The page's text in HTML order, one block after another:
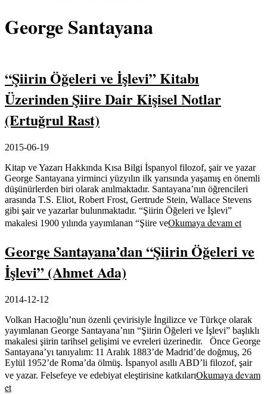
George Santayana
“Şiirin Öğeleri ve İşlevi” Kitabı
Üzerinden Şiire Dair Kişisel Notlar
(Ertuğrul Rast)
2015-06-19
Kitap ve Yazarı Hakkında Kısa Bilgi İspanyol filozof, şair ve yazar
George Santayana yirminci yüzyılın ilk yarısında yaşamış en önemli
düşünürlerden biri olarak anılmaktadır. Santayana’nın öğrencileri
arasında T.S. Eliot, Robert Frost, Gertrude Stein, Wallace Stevens
gibi şair ve yazarlar bulunmaktadır. “Şiirin Öğeleri ve İşlevi”
makalesi 1900 yılında yayımlanan “Şiire veOkumaya devam et
George Santayana’dan “Şiirin Öğeleri ve
İşlevi” (Ahmet Ada)
2014-12-12
Volkan Hacıoğlu’nun özenli çevirisiyle İngilizce ve Türkçe olarak
yayımlanan George Santayana’nın “Şiirin Öğeleri ve İşlevi” başlıklı
makalesi şiirin tarihsel gelişimi ve evreleri üzerinedir. Önce George
Santayana’yı tanıyalım: 11 Aralık 1883’de Madrid’de doğmuş, 26
Eylül 1952’de Roma’da ölmüş. İspanyol asıllı ABD’li filozof, şair
ve yazar. Felsefeye ve edebiyat eleştirisine katkılarıOkumaya devam
et